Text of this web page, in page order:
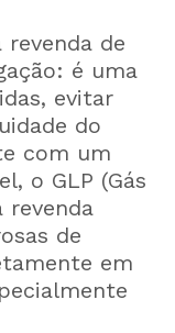
de
é uma
evitar
do
com um
o GLP (Gás
revenda
de
em